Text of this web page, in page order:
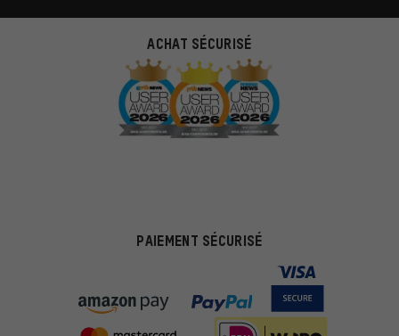
ACHAT SÉCURISÉ
PAIEMENT SÉCURISÉ